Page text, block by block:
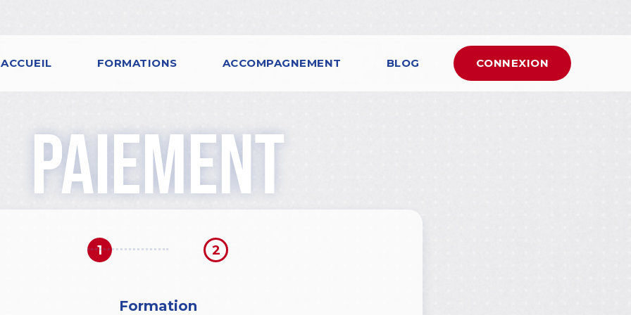
ACCUEIL FORMATIONS ACCOMPAGNEMENT BLOG CONNEXION
paiement
1 2
Formation